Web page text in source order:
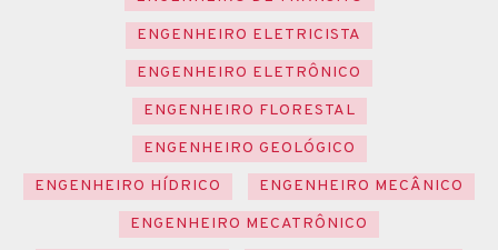
ENGENHEIRO ELETRICISTA
ENGENHEIRO ELETRÔNICO
ENGENHEIRO FLORESTAL
ENGENHEIRO GEOLÓGICO
ENGENHEIRO HÍDRICO
ENGENHEIRO MECÂNICO
ENGENHEIRO MECATRÔNICO